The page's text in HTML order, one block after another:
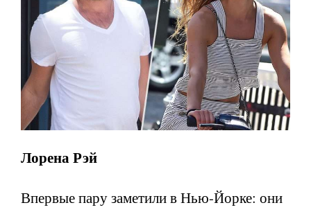
Лорена Рэй
Впервые пару заметили в Нью-Йорке: они